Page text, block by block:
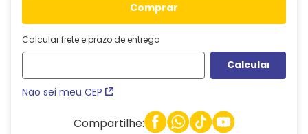
comprar
Calcular frete e prazo de entrega
Não sei meu CEP
Compartilhe: